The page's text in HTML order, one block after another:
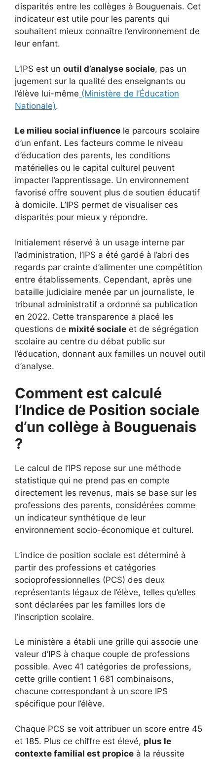
disparités entre les collèges à Bouguenais. Cet
indicateur est utile pour les parents qui
souhaitent mieux connaître l’environnement de
leur enfant.
L’IPS est un outil d’analyse sociale, pas un
jugement sur la qualité des enseignants ou
l’élève lui-même (Ministère de l’Éducation
Nationale).
Le milieu social influence le parcours scolaire
d’un enfant. Les facteurs comme le niveau
d’éducation des parents, les conditions
matérielles ou le capital culturel peuvent
impacter l’apprentissage. Un environnement
favorisé offre souvent plus de soutien éducatif
à domicile. L’IPS permet de visualiser ces
disparités pour mieux y répondre.
Initialement réservé à un usage interne par
l’administration, l’IPS a été gardé à l’abri des
regards par crainte d’alimenter une compétition
entre établissements. Cependant, après une
bataille judiciaire menée par un journaliste, le
tribunal administratif a ordonné sa publication
en 2022. Cette transparence a placé les
questions de mixité sociale et de ségrégation
scolaire au centre du débat public sur
l’éducation, donnant aux familles un nouvel outil
d’analyse.
Comment est calculé
l’Indice de Position sociale
d’un collège à Bouguenais
?
Le calcul de l’IPS repose sur une méthode
statistique qui ne prend pas en compte
directement les revenus, mais se base sur les
professions des parents, considérées comme
un indicateur synthétique de leur
environnement socio-économique et culturel.
L’indice de position sociale est déterminé à
partir des professions et catégories
socioprofessionnelles (PCS) des deux
représentants légaux de l’élève, telles qu’elles
sont déclarées par les familles lors de
l’inscription scolaire.
Le ministère a établi une grille qui associe une
valeur d’IPS à chaque couple de professions
possible. Avec 41 catégories de professions,
cette grille contient 1 681 combinaisons,
chacune correspondant à un score IPS
spécifique pour l’élève.
Chaque PCS se voit attribuer un score entre 45
et 185. Plus ce chiffre est élevé, plus le
contexte familial est propice à la réussite